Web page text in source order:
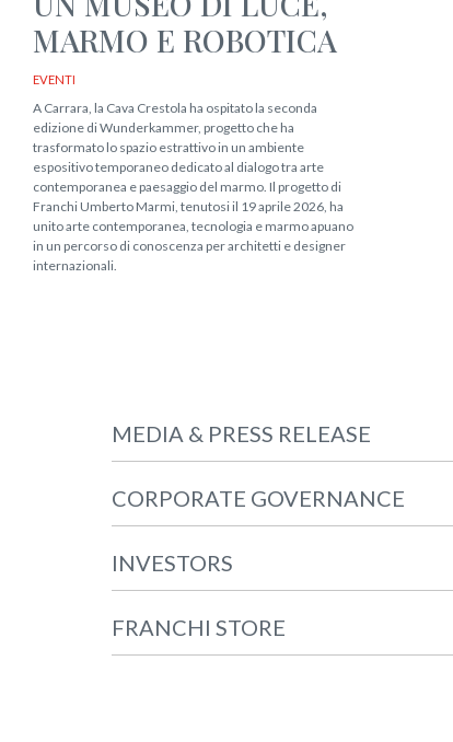
MARMO E ROBOTICA
EVENTI
A Carrara, la Cava Crestola ha ospitato la seconda
edizione di Wunderkammer, progetto che ha
trasformato lo spazio estrattivo in un ambiente
espositivo temporaneo dedicato al dialogo tra arte
contemporanea e paesaggio del marmo. Il progetto di
Franchi Umberto Marmi, tenutosi il 19 aprile 2026, ha
unito arte contemporanea, tecnologia e marmo apuano
in un percorso di conoscenza per architetti e designer
internazionali.
MEDIA & PRESS RELEASE
CORPORATE GOVERNANCE
INVESTORS
FRANCHI STORE